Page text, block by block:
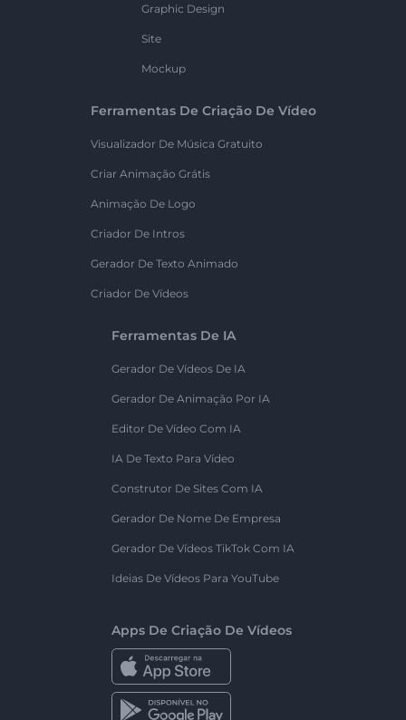
Graphic Design
Site
Mockup
Ferramentas De Criação De Vídeo
Visualizador De Música Gratuito
Criar Animação Grátis
Animação De Logo
Criador De Intros
Gerador De Texto Animado
Criador De Vídeos
Ferramentas De IA
Gerador De Vídeos De IA
Gerador De Animação Por IA
Editor De Vídeo Com IA
IA De Texto Para Vídeo
Construtor De Sites Com IA
Gerador De Nome De Empresa
Gerador De Vídeos TikTok Com IA
Ideias De Vídeos Para YouTube
Apps De Criação De Vídeos